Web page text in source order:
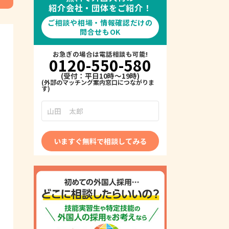
紹介会社・団体をご紹介！
ご相談や相場・情報確認だけの
問合せもOK
お急ぎの場合は電話相談も可能!
0120-550-580
(受付：平日10時～19時)
いますぐ無料で相談してみる